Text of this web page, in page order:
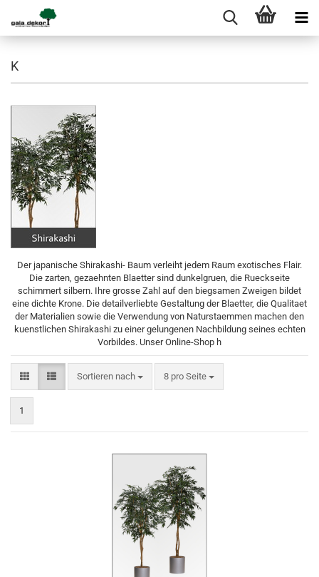
K
Der japanische Shirakashi- Baum verleiht jedem Raum exotisches Flair.
Die zarten, gezaehnten Blaetter sind dunkelgruen, die Rueckseite
schimmert silbern. Ihre grosse Zahl auf den biegsamen Zweigen bildet
eine dichte Krone. Die detailverliebte Gestaltung der Blaetter, die Qualitaet
der Materialien sowie die Verwendung von Naturstaemmen machen den
kuenstlichen Shirakashi zu einer gelungenen Nachbildung seines echten
Vorbildes. Unser Online-Shop h
Sortieren nach
Sortieren nach 8 pro Seite
pro Seite
1